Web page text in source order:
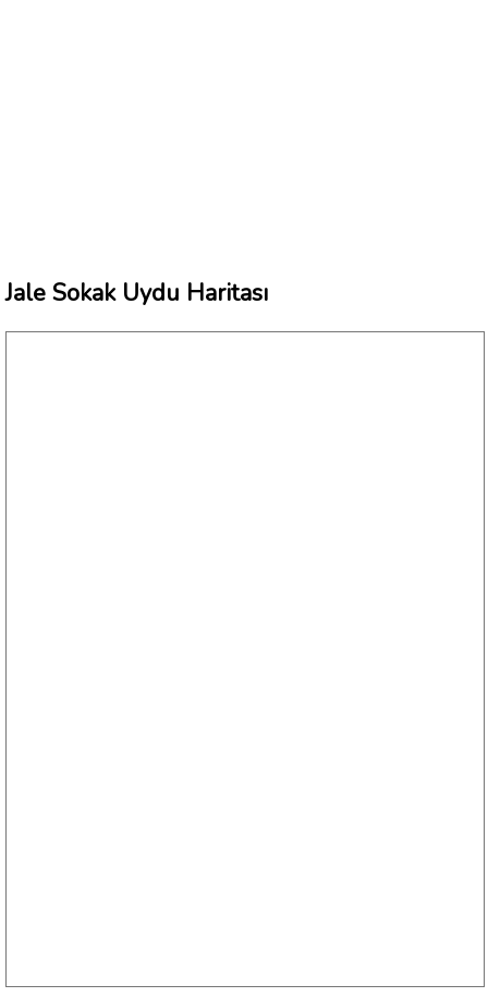
Jale Sokak Uydu Haritası